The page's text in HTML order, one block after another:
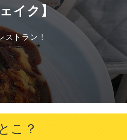
イク】
トラン！
こ？